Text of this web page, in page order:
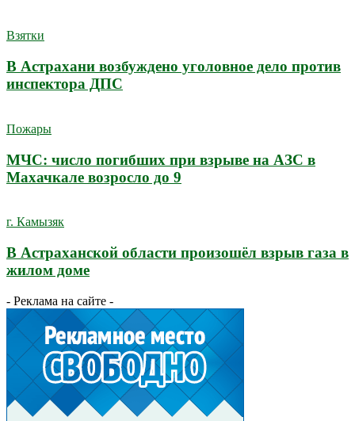
Взятки
В Астрахани возбуждено уголовное дело против
инспектора ДПС
Пожары
МЧС: число погибших при взрыве на АЗС в
Махачкале возросло до 9
г. Камызяк
В Астраханской области произошёл взрыв газа в
жилом доме
- Реклама на сайте -